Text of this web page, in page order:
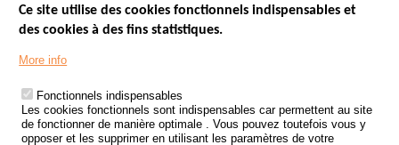
Menu
Footer
LES SITES PUBLICS
ÉTAT DE L’INSÉCURITÉ ROUTIÈRE
TRAITEMENT DES DONNÉES PERSONNELLES DES ACCIDENTS DE
LA ROUTE
Ce site utilise des cookies fonctionnels indispensables et
des cookies à des fins statistiques.
More info
Fonctionnels indispensables
Les cookies fonctionnels sont indispensables car permettent au site
de fonctionner de manière optimale . Vous pouvez toutefois vous y
opposer et les supprimer en utilisant les paramètres de votre